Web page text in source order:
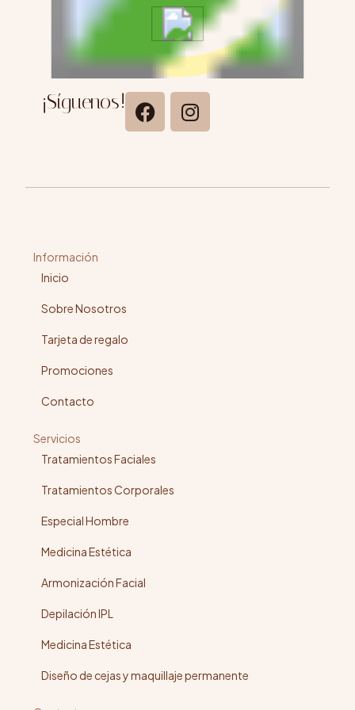
¡Síguenos!
Información
Inicio
Sobre Nosotros
Tarjeta de regalo
Promociones
Contacto
Servicios
Tratamientos Faciales
Tratamientos Corporales
Especial Hombre
Medicina Estética
Armonización Facial
Depilación IPL
Medicina Estética
Diseño de cejas y maquillaje permanente